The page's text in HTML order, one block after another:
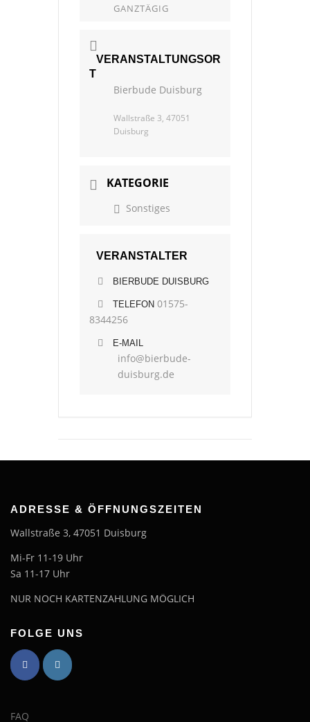
GANZTÄGIG
VERANSTALTUNGSOR
T
Bierbude Duisburg
Wallstraße 3, 47051
Duisburg
KATEGORIE
Sonstiges
VERANSTALTER
BIERBUDE DUISBURG
TELEFON 01575-
8344256
E-MAIL
info@bierbude-
duisburg.de
ADRESSE & ÖFFNUNGSZEITEN
Wallstraße 3, 47051 Duisburg
Mi-Fr 11-19 Uhr
Sa 11-17 Uhr
NUR NOCH KARTENZAHLUNG MÖGLICH
FOLGE UNS
FAQ